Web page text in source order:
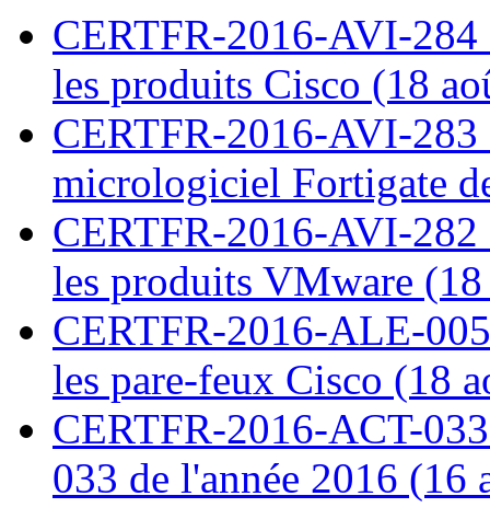
CERTFR-2016-AVI-
les produits Cisco (18
CERTFR-2016-AVI-
micrologiciel Fortigate
CERTFR-2016-AVI-
les produits VMware
CERTFR-2016-ALE-
les pare-feux Cisco (18
CERTFR-2016-ACT-
033 de l'année 2016 (16